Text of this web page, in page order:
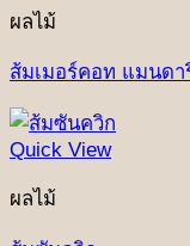
ผลไม้
ส้มเมอร์คอท แมนดา
Quick View
ผลไม้